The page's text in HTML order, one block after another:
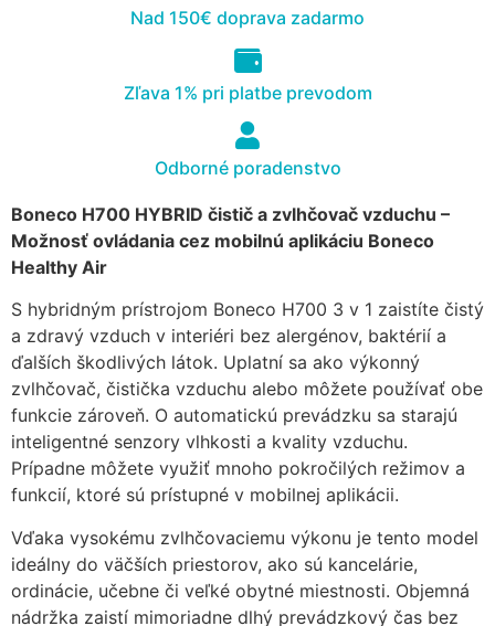
Nad 150€ doprava zadarmo
Zľava 1% pri platbe prevodom
Odborné poradenstvo
Boneco H700 HYBRID čistič a zvlhčovač vzduchu –
Možnosť ovládania cez mobilnú aplikáciu Boneco
Healthy Air
S hybridným prístrojom Boneco H700 3 v 1 zaistíte čistý
a zdravý vzduch v interiéri bez alergénov, baktérií a
ďalších škodlivých látok. Uplatní sa ako výkonný
zvlhčovač, čistička vzduchu alebo môžete používať obe
funkcie zároveň. O automatickú prevádzku sa starajú
inteligentné senzory vlhkosti a kvality vzduchu.
Prípadne môžete využiť mnoho pokročilých režimov a
funkcií, ktoré sú prístupné v mobilnej aplikácii.
Vďaka vysokému zvlhčovaciemu výkonu je tento model
ideálny do väčších priestorov, ako sú kancelárie,
ordinácie, učebne či veľké obytné miestnosti. Objemná
nádržka zaistí mimoriadne dlhý prevádzkový čas bez
cookies, some
the website.
Marketing
stránka
počas vašej
návštevy
najlepšie.
Ak tieto
súbory
cookie
odmietnete,
niektoré
funkcie z
webovej
stránky